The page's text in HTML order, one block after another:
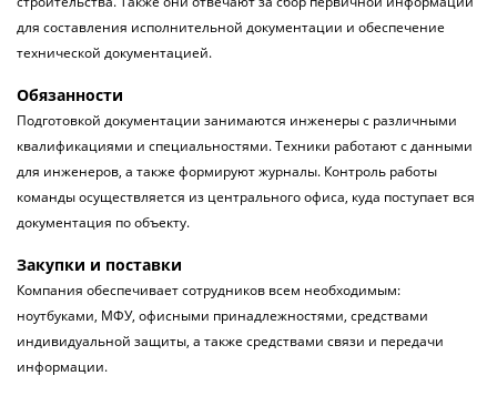
для составления исполнительной документации и обеспечение
технической документацией.
Обязанности
Подготовкой документации занимаются инженеры с различными
квалификациями и специальностями. Техники работают с данными
для инженеров, а также формируют журналы. Контроль работы
команды осуществляется из центрального офиса, куда поступает вся
документация по объекту.
Закупки и поставки
Компания обеспечивает сотрудников всем необходимым:
ноутбуками, МФУ, офисными принадлежностями, средствами
индивидуальной защиты, а также средствами связи и передачи
информации.